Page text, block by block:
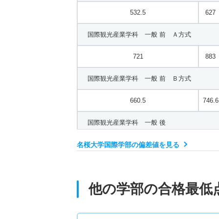
532.5 627
国際観光産業学科 一般 前 Ａ方式
721 883
国際観光産業学科 一般 前 Ｂ方式
660.5 746.6
国際観光産業学科 一般 後
674
名桜大学国際学部の偏差値を見る
他の学部の合格最低